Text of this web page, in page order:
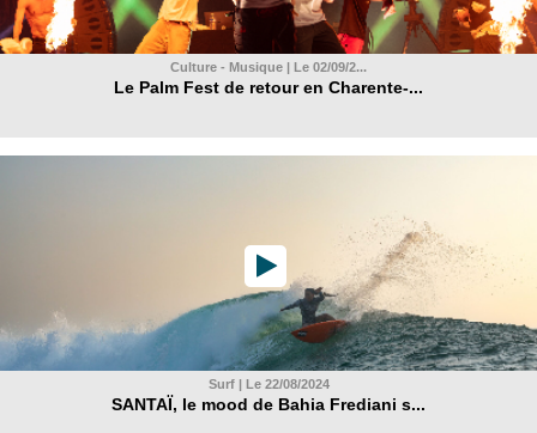
Culture - Musique | Le 02/09/2...
Le Palm Fest de retour en Charente-...
Surf | Le 22/08/2024
SANTAÏ, le mood de Bahia Frediani s...